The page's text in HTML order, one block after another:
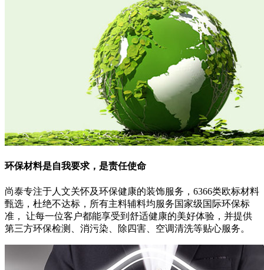
环保材料是自我要求，是责任使命
尚泰专注于人文关怀及环保健康的装饰服务，6366类欧标材料
甄选，杜绝不达标，所有主料辅料均服务国家级国际环保标
准， 让每一位客户都能享受到舒适健康的美好体验，并提供
第三方环保检测、消污染、除四害、空调清洗等贴心服务。